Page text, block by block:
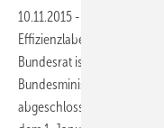
10.11.2015 -
Effizienzlabels für
Bundesrat ist das
Bundesministerium für
abgeschlossen. Das